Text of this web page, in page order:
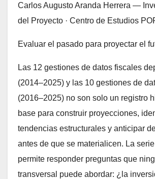
Carlos Augusto Aranda Herrera —
del Proyecto · Centro de Estudios
Evaluar el pasado para proyectar el
Las 12 gestiones de datos fiscales
(2014–2025) y las 10 gestiones de
(2016–2025) no son solo un registro
base para construir proyecciones,
tendencias estructurales y anticipar
antes de que se materialicen. La
permite responder preguntas que
transversal puede abordar: ¿la